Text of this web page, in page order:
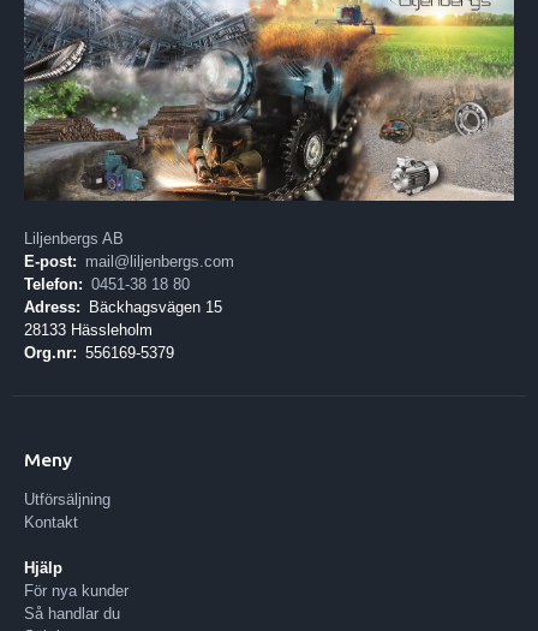
Liljenbergs AB
E-post: mail@liljenbergs.com
Telefon: 0451-38 18 80
Adress:
Bäckhagsvägen 15
28133 Hässleholm
Org.nr: 556169-5379
Meny
Utförsäljning
Kontakt
Hjälp
För nya kunder
Så handlar du